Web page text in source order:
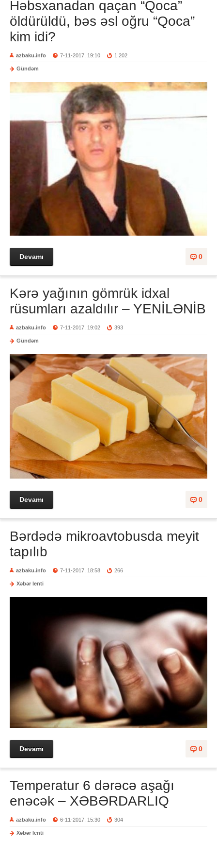
Həbsxanadan qaçan “Qoca”
öldürüldü, bəs əsl oğru “Qoca”
kim idi?
azbaku.info 7-11-2017, 19:10 1 202
Gündəm
0
Devamı
Kərə yağının gömrük idxal
rüsumları azaldılır – YENİLƏNİB
azbaku.info 7-11-2017, 19:02 393
Gündəm
0
Devamı
Bərdədə mikroavtobusda meyit
tapılıb
azbaku.info 7-11-2017, 18:58 266
Xəbər lenti
0
Devamı
Temperatur 6 dərəcə aşağı
enəcək – XƏBƏRDARLIQ
azbaku.info 6-11-2017, 15:30 304
Xəbər lenti